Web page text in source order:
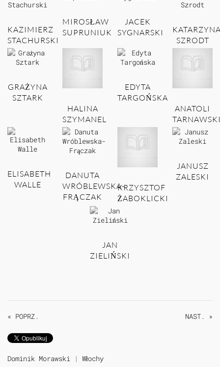
KAZIMIERZ
STACHURSKI
MIROSŁAW
SUPRUNIUK
JACEK
SYGNARSKI
SZRODT
GRAŻYNA
SZTARK
HALINA
SZYMANEL
EDYTA
TARGOŃSKA
ANATOLI
ELISABETH
WALLE
DANUTA
WRÓBLEWSKA-
FRĄCZAK
KRZYSZTOF
ŻABOKLICKI
JANUSZ
ZALESKI
JAN
ZIELIŃSKI
« POPRZ. NAST. »
Dominik Morawski | Włochy